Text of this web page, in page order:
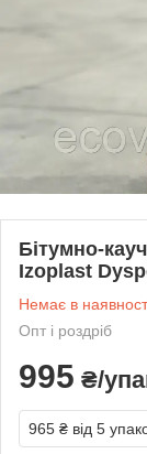
Бітумно-
Izoplast
Немає в
Опт і роздріб
995 ₴/
965 ₴ від 5